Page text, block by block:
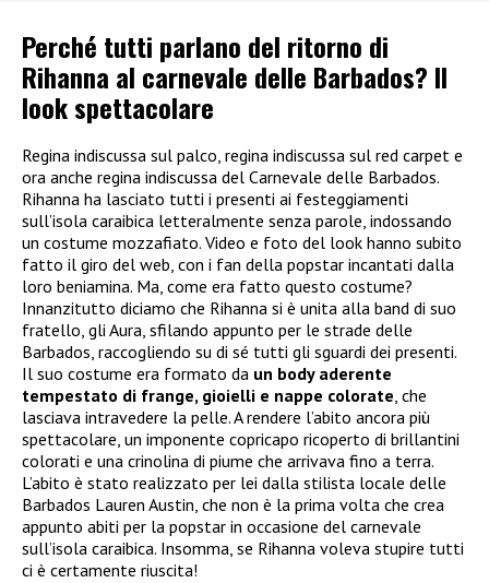
Perché tutti parlano del ritorno di
Rihanna al carnevale delle Barbados? Il
look spettacolare
Regina indiscussa sul palco, regina indiscussa sul red carpet e
ora anche regina indiscussa del Carnevale delle Barbados.
Rihanna ha lasciato tutti i presenti ai festeggiamenti
sull’isola caraibica letteralmente senza parole, indossando
un costume mozzafiato. Video e foto del look hanno subito
fatto il giro del web, con i fan della popstar incantati dalla
loro beniamina. Ma, come era fatto questo costume?
Innanzitutto diciamo che Rihanna si è unita alla band di suo
fratello, gli Aura, sfilando appunto per le strade delle
Barbados, raccogliendo su di sé tutti gli sguardi dei presenti.
Il suo costume era formato da un body aderente
tempestato di frange, gioielli e nappe colorate, che
lasciava intravedere la pelle. A rendere l’abito ancora più
spettacolare, un imponente copricapo ricoperto di brillantini
colorati e una crinolina di piume che arrivava fino a terra.
L’abito è stato realizzato per lei dalla stilista locale delle
Barbados Lauren Austin, che non è la prima volta che crea
appunto abiti per la popstar in occasione del carnevale
sull’isola caraibica. Insomma, se Rihanna voleva stupire tutti
ci è certamente riuscita!